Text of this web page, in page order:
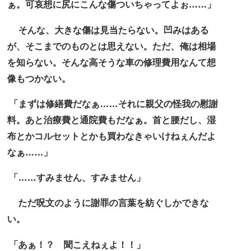
ぁ。可哀想に尻にこんな傷ついちゃってよぉ……」
そんな、大きな傷は見当たらない。凹みはある
が、そこまでのものとは思えない。ただ、俺は相場
を知らない。そんな高そうな車の修理費用なんて想
像もつかない。
「まずは修繕費だなぁ……それに親父の怪我の慰謝
料。あと治療費と通院費もだなぁ。首と腰だし、湿
布とかコルセットとかも買わなきゃいけねぇんだよ
なぁ……」
「……すみません、すみません」
ただ呪文のように謝罪の言葉を紡ぐしかできな
い。
「あぁ！？ 聞こえねぇよ！！」